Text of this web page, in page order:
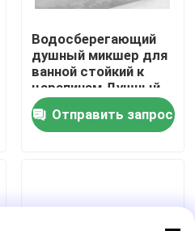
Водосберегающий
душный микшер для
ванной стойкий к
царапинам Душный
кран без родника
Отправить запрос